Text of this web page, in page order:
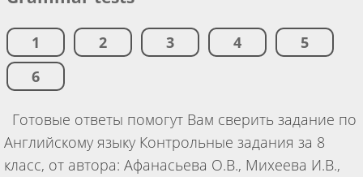
1 2 3 4
5
6
Готовые ответы помогут Вам сверить задание по
Английскому языку Контрольные задания за 8
класс, от автора: Афанасьева О.В., Михеева И.В.,